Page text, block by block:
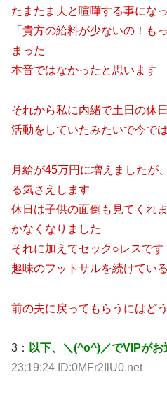
たまたま夫と喧嘩する事にな
「貴方の給料が少ないの！も
まった
本音ではなかったと思います
それから私に内緒で土日の休
活動をしていたみたいで今で
月給が45万円に増えましたが
る気さえします
休日は子供の面倒も見てくれ
かなくなりました
それに加えてセック○レスです
趣味のフットサルを続けてい
前の夫に戻ってもらうにはど
3： 以下、＼(^o^)／でVIPがお
23:19:24 ID:0MFr2IlU0.net